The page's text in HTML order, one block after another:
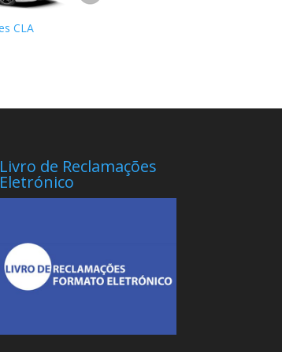
CLA
Livro de Reclamações
Eletrónico